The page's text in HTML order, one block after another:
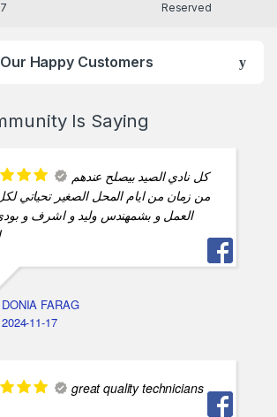
Reserved
Happy Customers
Is Saying
كل نادي الصيد بيصلح عندهم
من زمان من ايام المحل الصغير تحياتي
العمل و بشمهندس وليد و اشرف و
DONIA FARAG
2024-11-17
great quality technicians